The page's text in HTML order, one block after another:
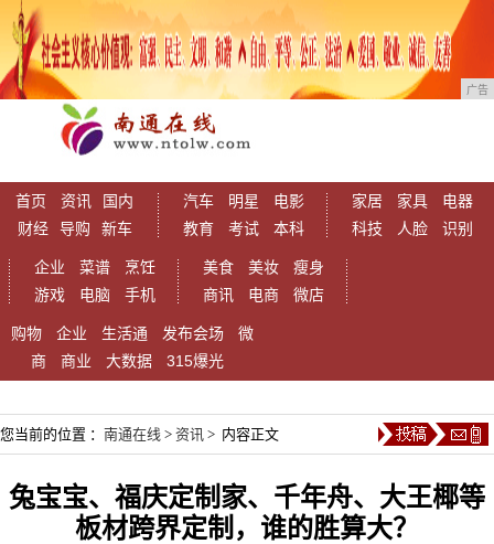
广告
首页 资讯
国内
财经
导购 新车
汽车 明星
电影
教育
考试 本科
家居 家具
电器
科技
人脸 识别
企业 菜谱
烹饪
游戏
电脑 手机
美食 美妆
瘦身
商讯
电商 微店
购物 企业 生活通 发布会场
微
商
商业 大数据 315爆光
您当前的位置 ： 南通在线 > 资讯 > 内容正文
兔宝宝、福庆定制家、千年舟、大王椰等
板材跨界定制，谁的胜算大？